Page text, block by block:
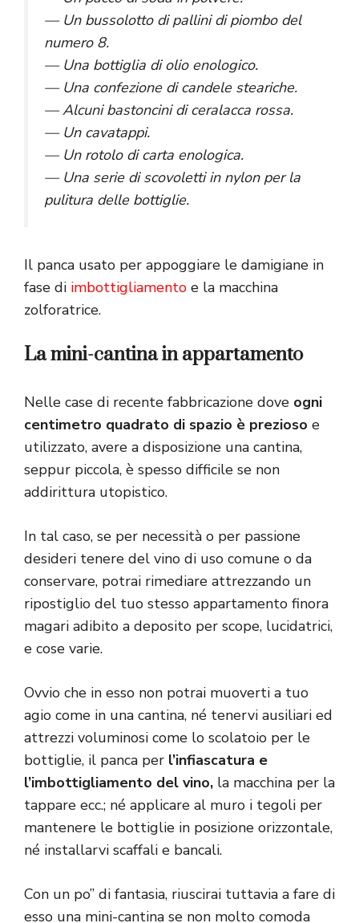
— Un bussolotto di pallini di piombo del
numero 8.
— Una bottiglia di olio enologico.
— Una confezione di candele steariche.
— Alcuni bastoncini di ceralacca rossa.
— Un cavatappi.
— Un rotolo di carta enologica.
— Una serie di scovoletti in nylon per la
pulitura delle bottiglie.
Il panca usato per appoggiare le damigiane in
fase di imbottigliamento e la macchina
zolforatrice.
La mini-cantina in appartamento
Nelle case di recente fabbricazione dove ogni
centimetro quadrato di spazio è prezioso e
utilizzato, avere a disposizione una cantina,
seppur piccola, è spesso difficile se non
addirittura utopistico.
In tal caso, se per necessità o per passione
desideri tenere del vino di uso comune o da
conservare, potrai rimediare attrezzando un
ripostiglio del tuo stesso appartamento finora
magari adibito a deposito per scope, lucidatrici,
e cose varie.
Ovvio che in esso non potrai muoverti a tuo
agio come in una cantina, né tenervi ausiliari ed
attrezzi voluminosi come lo scolatoio per le
bottiglie, il panca per l’infiascatura e
l’imbottigliamento del vino, la macchina per la
tappare ecc.; né applicare al muro i tegoli per
mantenere le bottiglie in posizione orizzontale,
né installarvi scaffali e bancali.
Con un po’’ di fantasia, riuscirai tuttavia a fare di
esso una mini-cantina se non molto comoda